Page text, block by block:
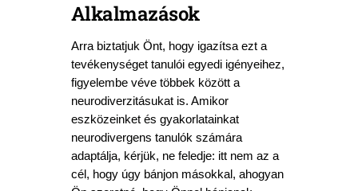
Alkalmazások
Arra biztatjuk Önt, hogy igazítsa ezt a
tevékenységet tanulói egyedi igényeihez,
figyelembe véve többek között a
neurodiverzitásukat is. Amikor
eszközeinket és gyakorlatainkat
neurodivergens tanulók számára
adaptálja, kérjük, ne feledje: itt nem az a
cél, hogy úgy bánjon másokkal, ahogyan